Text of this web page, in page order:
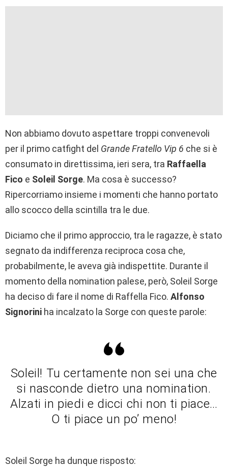
Non abbiamo dovuto aspettare troppi convenevoli
per il primo catfight del Grande Fratello Vip 6 che si è
consumato in direttissima, ieri sera, tra Raffaella
Fico e Soleil Sorge. Ma cosa è successo?
Ripercorriamo insieme i momenti che hanno portato
allo scocco della scintilla tra le due.
Diciamo che il primo approccio, tra le ragazze, è stato
segnato da indifferenza reciproca cosa che,
probabilmente, le aveva già indispettite. Durante il
momento della nomination palese, però, Soleil Sorge
ha deciso di fare il nome di Raffella Fico. Alfonso
Signorini ha incalzato la Sorge con queste parole:
Soleil! Tu certamente non sei una che
si nasconde dietro una nomination.
Alzati in piedi e dicci chi non ti piace…
O ti piace un po’ meno!
Soleil Sorge ha dunque risposto: